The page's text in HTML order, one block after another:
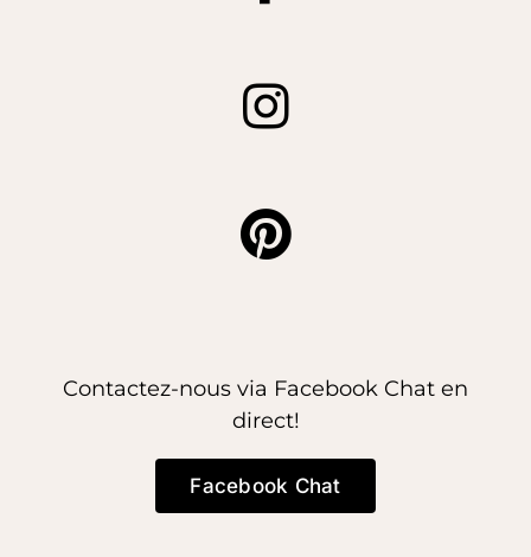
Contactez-nous via Facebook Chat en
direct!
Facebook Chat